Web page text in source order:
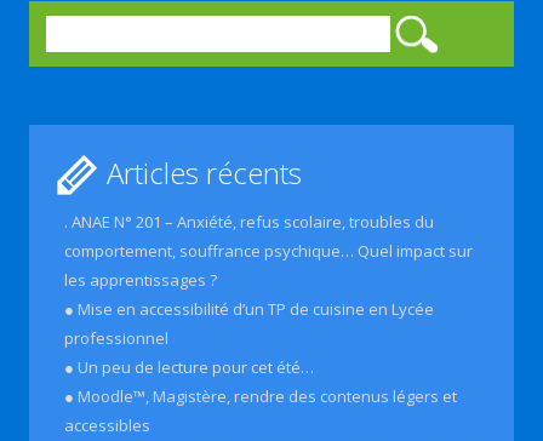
Articles récents
. ANAE N° 201 – Anxiété, refus scolaire, troubles du
comportement, souffrance psychique… Quel impact sur
les apprentissages ?
● Mise en accessibilité d’un TP de cuisine en Lycée
professionnel
● Un peu de lecture pour cet été…
● Moodle™, Magistère, rendre des contenus légers et
accessibles